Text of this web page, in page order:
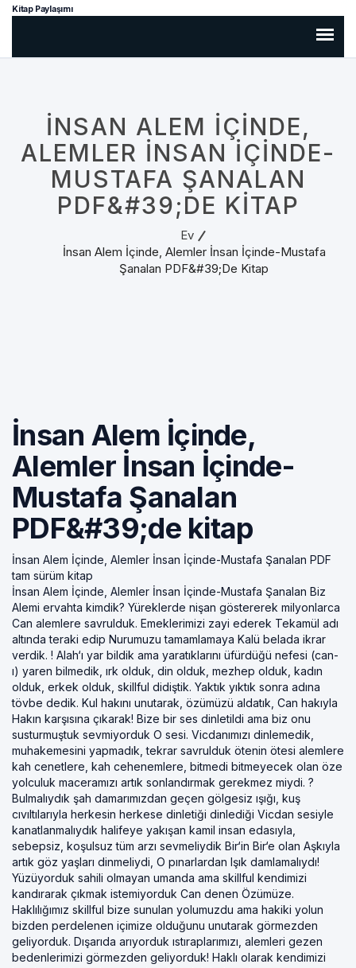
Kitap Paylaşımı
İNSAN ALEM İÇINDE,
ALEMLER İNSAN İÇINDE-
MUSTAFA ŞANALAN
PDF&#39;DE KITAP
Ev
İnsan Alem İçinde, Alemler İnsan İçinde-Mustafa
Şanalan PDF&#39;de Kitap
İnsan Alem İçinde,
Alemler İnsan İçinde-
Mustafa Şanalan
PDF&#39;de kitap
İnsan Alem İçinde, Alemler İnsan İçinde-Mustafa Şanalan PDF
tam sürüm kitap
İnsan Alem İçinde, Alemler İnsan İçinde-Mustafa Şanalan Biz
Alemi ervahta kimdik? Yüreklerde nişan göstererek milyonlarca
Can alemlere savrulduk. Emeklerimizi zayi ederek Tekamül adı
altında teraki edip Nurumuzu tamamlamaya Kalü belada ikrar
verdik. ! Alah‘ı yar bildik ama yaratıklarını üfürdüğü nefesi (can-
ı) yaren bilmedik, ırk olduk, din olduk, mezhep olduk, kadın
olduk, erkek olduk, skillful didiştik. Yaktık yıktık sonra adına
tövbe dedik. Kul hakını unutarak, özümüzü aldatık, Can hakıyla
Hakın karşısına çıkarak! Bize bir ses dinletildi ama biz onu
susturmuştuk sevmiyorduk O sesi. Vicdanımızı dinlemedik,
muhakemesini yapmadık, tekrar savrulduk ötenin ötesi alemlere
kah cenetlere, kah cehenemlere, bitmedi bitmeyecek olan öze
yolculuk maceramızı artık sonlandırmak gerekmez miydi. ?
Bulmalıydık şah damarımızdan geçen gölgesiz ışığı, kuş
cıvıltılarıyla herkesin herkese dinletiği dinlediği Vicdan sesiyle
kanatlanmalıydık halifeye yakışan kamil insan edasıyla,
sebepsiz, koşulsuz tüm arzı sevmeliydik Bir‘in Bir‘e olan Aşkıyla
artık göz yaşları dinmeliydi, O pınarlardan Işık damlamalıydı!
Yüzüyorduk sahili olmayan umanda ama skillful kendimizi
kandırarak çıkmak istemiyorduk Can denen Özümüze.
Haklılığımız skillful bize sunulan yolumuzdu ama hakiki yolun
bizden perdelenen içimize olduğunu unutarak görmezden
geliyorduk. Dışarıda arıyorduk ıstıraplarımızı, alemleri gezen
bedenlerimizi görmezden geliyorduk! Haklı olarak kendimizi